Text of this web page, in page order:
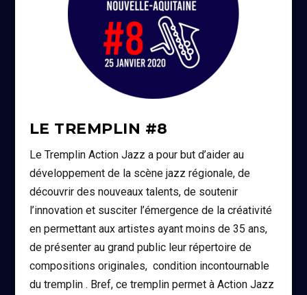
LE TREMPLIN #8
Le Tremplin Action Jazz a pour but d’aider au
développement de la scène jazz régionale, de
découvrir des nouveaux talents, de soutenir
l’innovation et susciter l’émergence de la créativité
en permettant aux artistes ayant moins de 35 ans,
de présenter au grand public leur répertoire de
compositions originales, condition incontournable
du tremplin . Bref, ce tremplin permet à Action Jazz